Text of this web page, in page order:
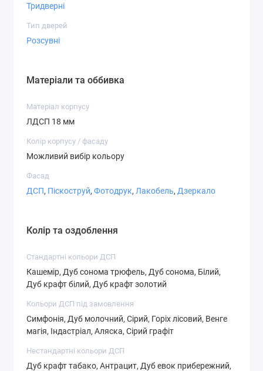
Варіанти фасадів
СТ-3,7 СТ-4,1
СТ-4,3 СТ-4,4 СТ-4,5
Тридверні
Тип дверей
Розсувні
Матеріали та оббивка
Матеріал корпусу
ЛДСП 18 мм
Колір корпусу / фасаду
Можливий вибір кольору
Фасад
ДСП, Піскоструй, Фотодрук, Лакобель, Дзеркало
Колір та оздоблення
Стандартні кольори ДСП
Кашемір, Дуб сонома трюфель, Дуб сонома, Білий,
Дуб крафт білий, Дуб крафт золотий
Кольори ДСП під замовлення
Симфонія, Дуб молочний, Сірий, Горіх лісовий, Венге
магія, Індастріал, Аляска, Сірий графіт
Нестандартні кольори ДСП
Дуб крафт табако, Антрацит, Дуб евок прибережний,